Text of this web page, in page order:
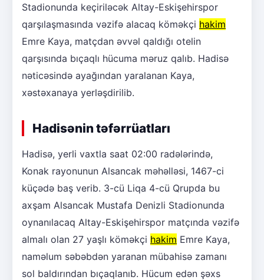
Stadionunda keçiriləcək Altay-Eskişehirspor
qarşılaşmasında vəzifə alacaq köməkçi hakim
Emre Kaya, matçdan əvvəl qaldığı otelin
qarşısında bıçaqlı hücuma məruz qalıb. Hadisə
nəticəsində ayağından yaralanan Kaya,
xəstəxanaya yerləşdirilib.
Hadisənin təfərrüatları
Hadisə, yerli vaxtla saat 02:00 radələrində,
Konak rayonunun Alsancak məhəlləsi, 1467-ci
küçədə baş verib. 3-cü Liqa 4-cü Qrupda bu
axşam Alsancak Mustafa Denizli Stadionunda
oynanılacaq Altay-Eskişehirspor matçında vəzifə
almalı olan 27 yaşlı köməkçi hakim Emre Kaya,
naməlum səbəbdən yaranan mübahisə zamanı
sol baldırından bıçaqlanıb. Hücum edən şəxs